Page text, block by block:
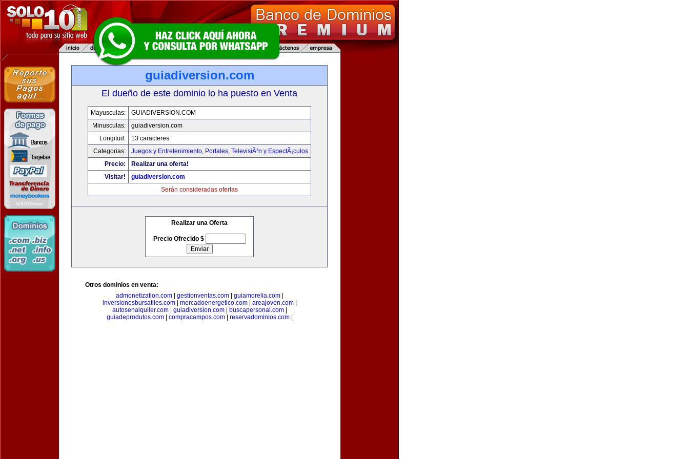
guiadiversion.com
El dueño de este dominio lo ha puesto en Venta
Mayusculas:
GUIADIVERSION.COM
Minusculas:
guiadiversion.com
Longitud:
13 caracteres
Categorias:
Juegos y Entretenimiento, Portales, TelevisiÃ³n y EspectÃ¡culos
Precio:
Realizar una oferta!
Visitar!
guiadiversion.com
Serán consideradas ofertas
Realizar una Oferta
Precio Ofrecido $
Otros dominios en venta:
admonetization.com| gestionventas.com| guiamorelia.com|
inversionesbursatiles.com| mercadoenergetico.com| areajoven.com|
autosenalquiler.com| guiadiversion.com| buscapersonal.com|
guiadeprodutos.com| compracampos.com| reservadominios.com|